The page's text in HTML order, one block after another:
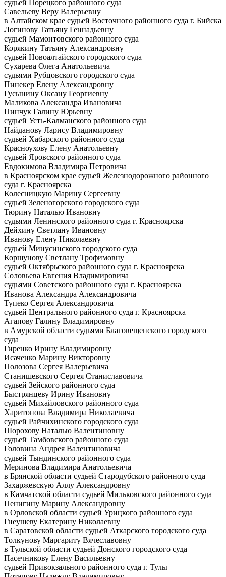
судьей Порецкого районного суда
Савельеву Веру Валерьевну
в Алтайском крае судьей Восточного районного суда г. Бийска
Логинову Татьяну Геннадьевну
судьей Мамонтовского районного суда
Корякину Татьяну Александровну
судьей Новоалтайского городского суда
Сухарева Олега Анатольевича
судьями Рубцовского городского суда
Пинекер Елену Александровну
Гусынину Оксану Георгиевну
Маликова Александра Ивановича
Пинчук Галину Юрьевну
судьей Усть-Калманского районного суда
Найданову Ларису Владимировну
судьей Хабарского районного суда
Красноухову Елену Анатольевну
судьей Яровского районного суда
Евдокимова Владимира Петровича
в Красноярском крае судьей Железнодорожного районного
суда г. Красноярска
Колесницкую Марину Сергеевну
судьей Зеленогорского городского суда
Тюрину Наталью Ивановну
судьями Ленинского районного суда г. Красноярска
Дейхину Светлану Ивановну
Иванову Елену Николаевну
судьей Минусинского городского суда
Коршунову Светлану Трофимовну
судьей Октябрьского районного суда г. Красноярска
Соловьева Евгения Владимировича
судьями Советского районного суда г. Красноярска
Иванова Александра Александровича
Тупеко Сергея Александровича
судьей Центрального районного суда г. Красноярска
Агапову Галину Владимировну
в Амурской области судьями Благовещенского городского
суда
Гиренко Ирину Владимировну
Исаченко Марину Викторовну
Полозова Сергея Валерьевича
Станишевского Сергея Станиславовича
судьей Зейского районного суда
Быстрянцеву Ирину Ивановну
судьей Михайловского районного суда
Харитонова Владимира Николаевича
судьей Райчихинского городского суда
Шорохову Наталью Валентиновну
судьей Тамбовского районного суда
Головина Андрея Валентиновича
судьей Тындинского районного суда
Меринова Владимира Анатольевича
в Брянской области судьей Стародубского районного суда
Захаржевскую Аллу Александровну
в Камчатской области судьей Мильковского районного суда
Пенигину Марину Александровну
в Орловской области судьей Урицкого районного суда
Гнеушеву Екатерину Николаевну
в Саратовской области судьей Аткарского городского суда
Толкунову Маргариту Вячеславовну
в Тульской области судьей Донского городского суда
Пасечникову Елену Васильевну
судьей Привокзального районного суда г. Тулы